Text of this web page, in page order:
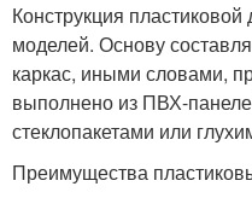
Конструкция пластиковой
моделей. Основу
каркас, иными словами,
выполнено из ПВХ-
стеклопакетами или
Преимущества